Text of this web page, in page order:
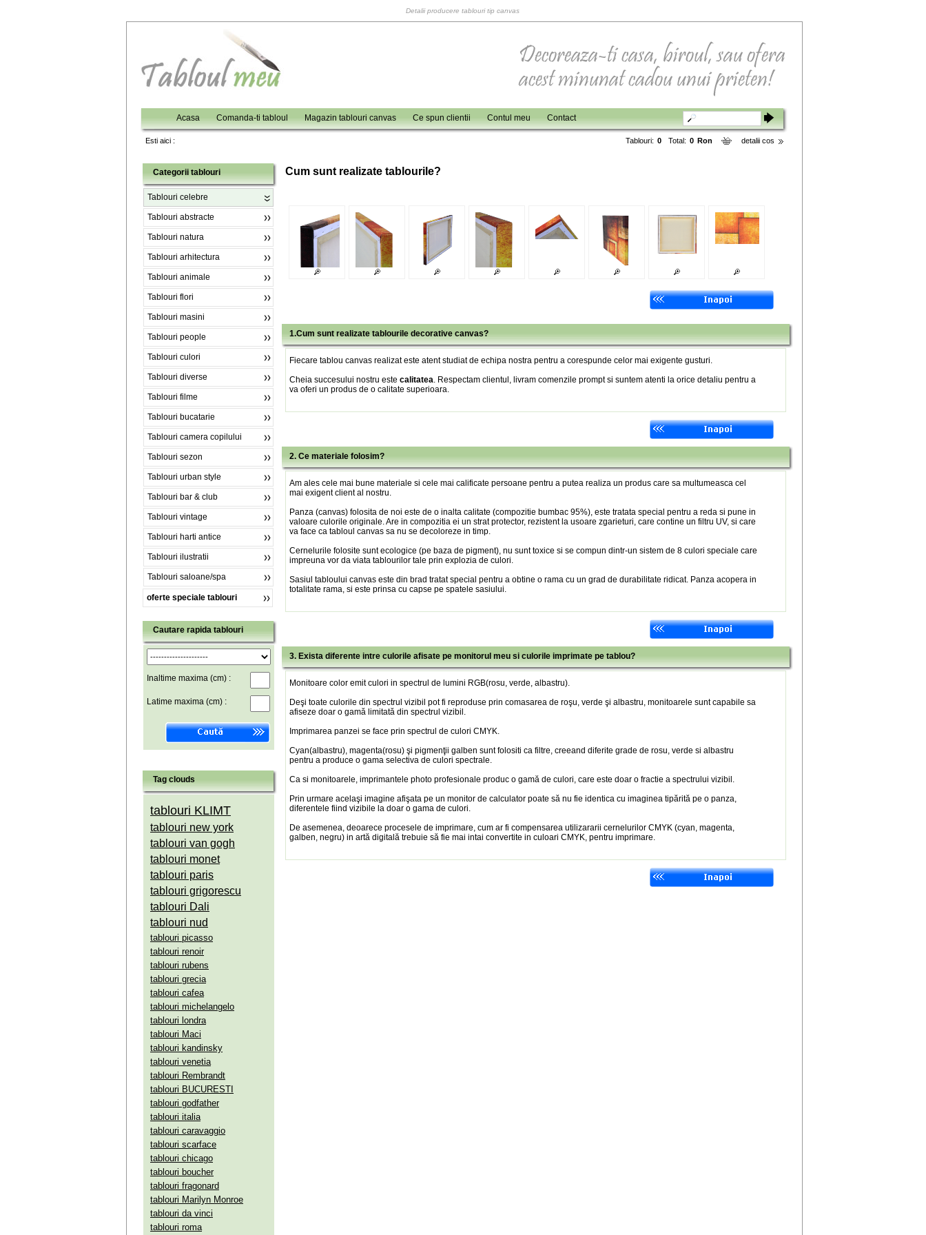
Detalii producere tablouri tip canvas
Acasa Comanda-ti tabloul Magazin tablouri canvas Ce spun clientii Contul meu Contact
Esti aici : detalii cos
Tablouri: 0 Total: 0 Ron
Categorii tablouri
Tablouri celebre
Tablouri abstracte
Tablouri natura
Tablouri arhitectura
Tablouri animale
Tablouri flori
Tablouri masini
Tablouri people
Tablouri culori
Tablouri diverse
Tablouri filme
Tablouri bucatarie
Tablouri camera copilului
Tablouri sezon
Tablouri urban style
Tablouri bar & club
Tablouri vintage
Tablouri harti antice
Tablouri ilustratii
Tablouri saloane/spa
oferte speciale tablouri
Cautare rapida tablouri
Inaltime maxima (cm) :
Latime maxima (cm) :
Tag clouds
tablouri KLIMT
tablouri new york
tablouri van gogh
tablouri monet
tablouri paris
tablouri grigorescu
tablouri Dali
tablouri nud
tablouri picasso
tablouri renoir
tablouri rubens
tablouri grecia
tablouri cafea
tablouri michelangelo
tablouri londra
tablouri Maci
tablouri kandinsky
tablouri venetia
tablouri Rembrandt
tablouri BUCURESTI
tablouri godfather
tablouri italia
tablouri caravaggio
tablouri scarface
tablouri chicago
tablouri boucher
tablouri fragonard
tablouri Marilyn Monroe
tablouri da vinci
tablouri roma
Cum sunt realizate tablourile?
1.Cum sunt realizate tablourile decorative canvas?
Fiecare tablou canvas realizat este atent studiat de echipa nostra pentru a corespunde celor mai exigente gusturi.
Cheia succesului nostru este calitatea. Respectam clientul, livram comenzile prompt si suntem atenti la orice detaliu pentru a
va oferi un produs de o calitate superioara.
2. Ce materiale folosim?
Am ales cele mai bune materiale si cele mai calificate persoane pentru a putea realiza un produs care sa multumeasca cel
mai exigent client al nostru.
Panza (canvas) folosita de noi este de o inalta calitate (compozitie bumbac 95%), este tratata special pentru a reda si pune in
valoare culorile originale. Are in compozitia ei un strat protector, rezistent la usoare zgarieturi, care contine un filtru UV, si care
va face ca tabloul canvas sa nu se decoloreze in timp.
Cernelurile folosite sunt ecologice (pe baza de pigment), nu sunt toxice si se compun dintr-un sistem de 8 culori speciale care
impreuna vor da viata tablourilor tale prin explozia de culori.
Sasiul tabloului canvas este din brad tratat special pentru a obtine o rama cu un grad de durabilitate ridicat. Panza acopera in
totalitate rama, si este prinsa cu capse pe spatele sasiului.
3. Exista diferente intre culorile afisate pe monitorul meu si culorile imprimate pe tablou?
Monitoare color emit culori in spectrul de lumini RGB(rosu, verde, albastru).
Deşi toate culorile din spectrul vizibil pot fi reproduse prin comasarea de roşu, verde şi albastru, monitoarele sunt capabile sa
afiseze doar o gamă limitată din spectrul vizibil.
Imprimarea panzei se face prin spectrul de culori CMYK.
Cyan(albastru), magenta(rosu) şi pigmenţii galben sunt folositi ca filtre, creeand diferite grade de rosu, verde si albastru
pentru a produce o gama selectiva de culori spectrale.
Ca si monitoarele, imprimantele photo profesionale produc o gamă de culori, care este doar o fractie a spectrului vizibil.
Prin urmare acelaşi imagine afişata pe un monitor de calculator poate să nu fie identica cu imaginea tipărită pe o panza,
diferentele fiind vizibile la doar o gama de culori.
De asemenea, deoarece procesele de imprimare, cum ar fi compensarea utilizararii cernelurilor CMYK (cyan, magenta,
galben, negru) in artă digitală trebuie să fie mai intai convertite in culoari CMYK, pentru imprimare.